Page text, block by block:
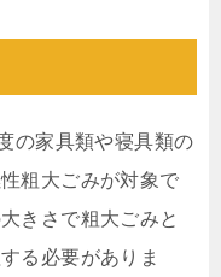
の家具類や寝具類の
粗大ごみが対象で
きさで粗大ごみと
る必要がありま